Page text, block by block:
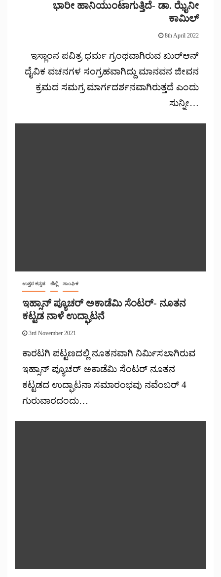
ಭಾರೀ ಹಾನಿಯುಂಟಾಗುತ್ತಿದೆ- ಡಾ. ಝೈನೀ
ಕಾಮಿಲ್
8th April 2022
ಇಸ್ಲಾಂನ ಪವಿತ್ರ ಧರ್ಮ ಗ್ರಂಥವಾಗಿರುವ ಖುರ್‌ಆನ್
ದೈವಿಕ ವಚನಗಳ ಸಂಗ್ರಹವಾಗಿದ್ದು ಮಾನವನ ಜೀವನ
ಕ್ರಮದ ಸಮಗ್ರ ಮಾರ್ಗದರ್ಶನವಾಗಿರುತ್ತದೆ ಎಂದು
ಸುನ್ನೀ…
ಉತ್ತರ ಕನ್ನಡ ಜಿಲ್ಲೆ ಸಾಂಘಿಕ
ಇಹ್ಸಾನ್ ಪ್ಯೂಚರ್ ಅಕಾಡೆಮಿ ಸೆಂಟರ್- ನೂತನ
ಕಟ್ಟಡ ನಾಳೆ ಉದ್ಘಾಟನೆ
3rd November 2021
ಕಾರಟಗಿ ಪಟ್ಟಣದಲ್ಲಿ ನೂತನವಾಗಿ ನಿರ್ಮಿಸಲಾಗಿರುವ
ಇಹ್ಸಾನ್ ಪ್ಯೂಚರ್ ಅಕಾಡೆಮಿ ಸೆಂಟರ್ ನೂತನ
ಕಟ್ಟಡದ ಉದ್ಘಾಟನಾ ಸಮಾರಂಭವು ನವೆಂಬರ್ 4
ಗುರುವಾರದಂದು…